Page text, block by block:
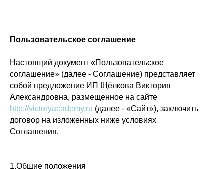
Пользовательское соглашение
Настоящий документ «Пользовательское
соглашение» (далее - Соглашение) представляет
собой предложение ИП Щёлкова Виктория
Александровна, размещенное на сайте
http://victoryacademy.ru (далее - «Сайт»), заключить
договор на изложенных ниже условиях
Соглашения.
1.Общие положения